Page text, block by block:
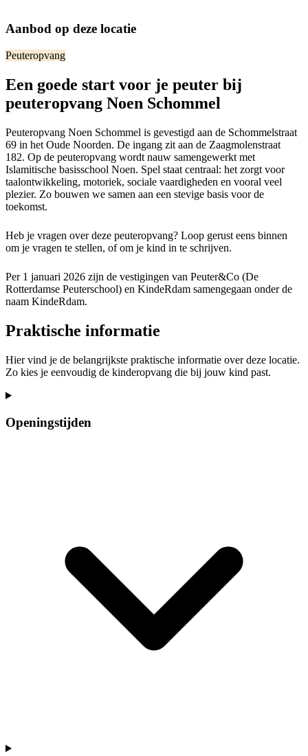
Aanbod op deze locatie
Peuteropvang
Een goede start voor je peuter bij
peuteropvang Noen Schommel
Peuteropvang Noen Schommel is gevestigd aan de Schommelstraat
69 in het Oude Noorden. De ingang zit aan de Zaagmolenstraat
182. Op de peuteropvang wordt nauw samengewerkt met
Islamitische basisschool Noen. Spel staat centraal: het zorgt voor
taalontwikkeling, motoriek, sociale vaardigheden en vooral veel
plezier. Zo bouwen we samen aan een stevige basis voor de
toekomst.
Heb je vragen over deze peuteropvang? Loop gerust eens binnen
om je vragen te stellen, of om je kind in te schrijven.
Per 1 januari 2026 zijn de vestigingen van Peuter&Co (De
Rotterdamse Peuterschool) en KindeRdam samengegaan onder de
naam KindeRdam.
Praktische informatie
Hier vind je de belangrijkste praktische informatie over deze locatie.
Zo kies je eenvoudig de kinderopvang die bij jouw kind past.
Openingstijden